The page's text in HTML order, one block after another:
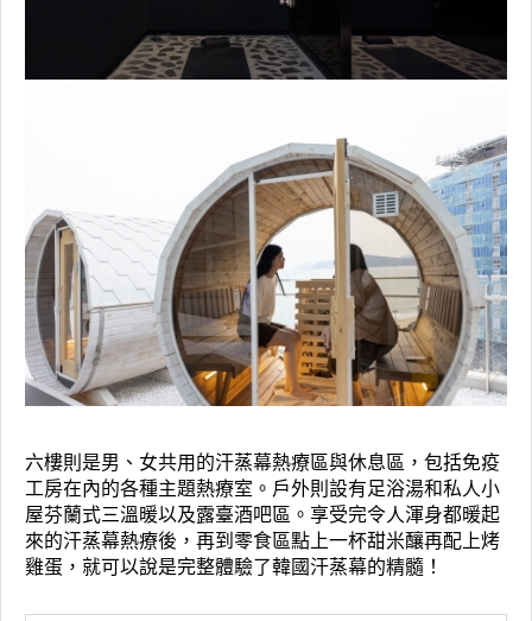
六樓則是男、女共用的汗蒸幕熱療區與休息區，包括免疫
工房在內的各種主題熱療室。戶外則設有足浴湯和私人小
屋芬蘭式三溫暖以及露臺酒吧區。享受完令人渾身都暖起
來的汗蒸幕熱療後，再到零食區點上一杯甜米釀再配上烤
雞蛋，就可以說是完整體驗了韓國汗蒸幕的精髓！